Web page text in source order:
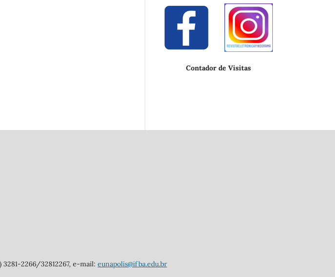
Contador de Visitas
3281-2266/32812267, e-mail: eunapolis@ifba.edu.br